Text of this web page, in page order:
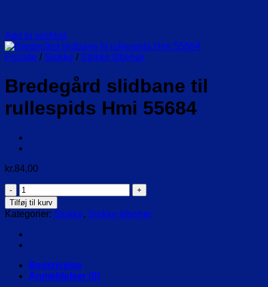
Add to wishlist
Forside / Stokke / Stokke tilbehør
Bredegård slidbane til
rullespids Hmi 55684
kr.84,00
Bredegård
slidbane
til
rullespids
Hmi
55684
Tilføj til kurv
Kategorier: Stokke, Stokke tilbehør
Beskrivelse
Anmeldelser (0)